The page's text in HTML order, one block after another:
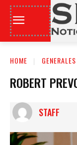
HOME GENERALES
ROBERT
STAFF